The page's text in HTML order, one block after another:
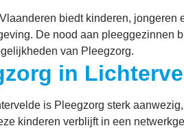
biedt kinderen,
De nood aan pleeggezinnen
van Pleegzorg.
in
is Pleegzorg sterk
kinderen verblijft in een